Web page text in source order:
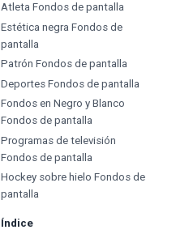
Atleta Fondos de pantalla
Estética negra Fondos de
pantalla
Patrón Fondos de pantalla
Deportes Fondos de pantalla
Fondos en Negro y Blanco
Fondos de pantalla
Programas de televisión
Fondos de pantalla
Hockey sobre hielo Fondos de
pantalla
Índice